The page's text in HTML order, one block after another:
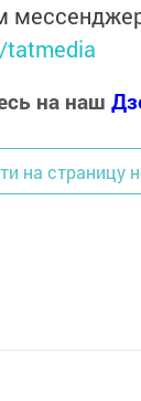
на наш
на страницу